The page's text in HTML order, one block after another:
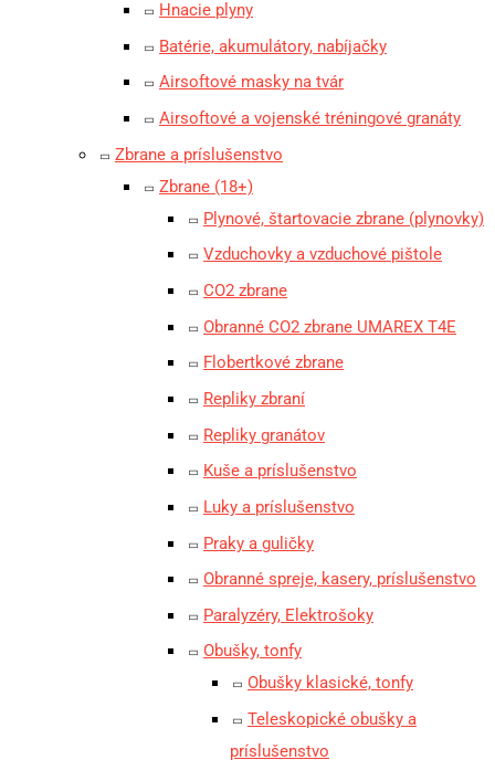
Hnacie plyny
Batérie, akumulátory, nabíjačky
Airsoftové masky na tvár
Airsoftové a vojenské tréningové granáty
Zbrane a príslušenstvo
Zbrane (18+)
Plynové, štartovacie zbrane (plynovky)
Vzduchovky a vzduchové pištole
CO2 zbrane
Obranné CO2 zbrane UMAREX T4E
Flobertkové zbrane
Repliky zbraní
Repliky granátov
Kuše a príslušenstvo
Luky a príslušenstvo
Praky a guličky
Obranné spreje, kasery, príslušenstvo
Paralyzéry, Elektrošoky
Obušky, tonfy
Obušky klasické, tonfy
Teleskopické obušky a
príslušenstvo